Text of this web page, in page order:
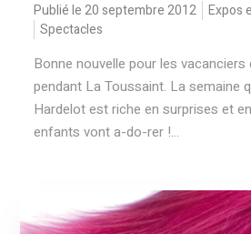
Publié le 20 septembre 2012
Expos
Spectacles
Bonne nouvelle pour les vacanciers
pendant La Toussaint. La semaine
Hardelot est riche en surprises et
enfants vont a-do-rer !...